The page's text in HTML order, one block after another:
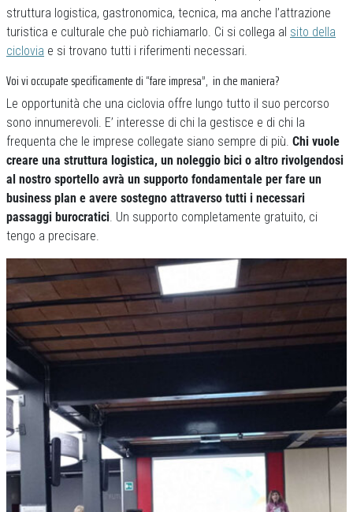
struttura logistica, gastronomica, tecnica, ma anche l’attrazione
turistica e culturale che può richiamarlo. Ci si collega al sito della
ciclovia e si trovano tutti i riferimenti necessari.
Voi vi occupate specificamente di “fare impresa”, in che maniera?
Le opportunità che una ciclovia offre lungo tutto il suo percorso
sono innumerevoli. E’ interesse di chi la gestisce e di chi la
frequenta che le imprese collegate siano sempre di più. Chi vuole
creare una struttura logistica, un noleggio bici o altro rivolgendosi
al nostro sportello avrà un supporto fondamentale per fare un
business plan e avere sostegno attraverso tutti i necessari
passaggi burocratici. Un supporto completamente gratuito, ci
tengo a precisare.